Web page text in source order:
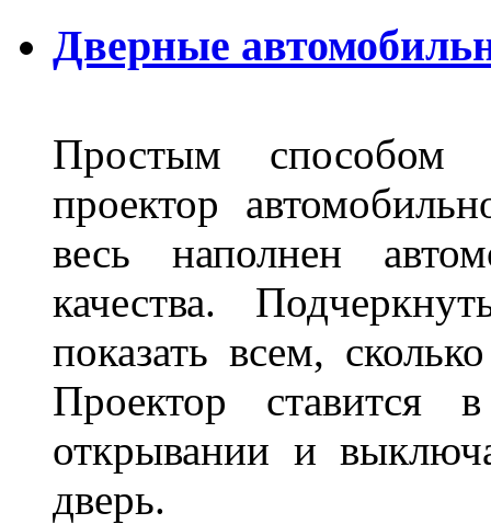
Дверные
Простым способом
проектор
весь наполнен
качества.
показать всем,
Проектор ставится
открывании и
дверь.